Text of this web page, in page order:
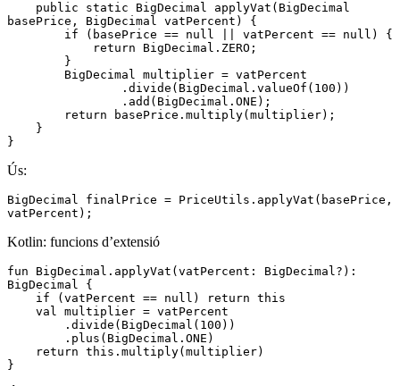
    public
static BigDecimal applyVat ( BigDecimal
basePrice , BigDecimal vatPercent) {
        if
(basePrice == null vatPercent == null ) {
            return
BigDecimal . ZERO ;
        }
        BigDecimal
multiplier = vatPercent
                .
divide ( BigDecimal . valueOf ( 100 ))
                .
add ( BigDecimal . ONE );
        return
basePrice . multiply(multiplier);
    }
}
Ús:
BigDecimal finalPrice = PriceUtils . applyVat (basePrice ,
vatPercent);
Kotlin: funcions d’extensió
fun BigDecimal . applyVat (vatPercent: BigDecimal
BigDecimal {
    if
(vatPercent == null ) return this
    val
multiplier = vatPercent
        .
divide ( BigDecimal ( 100 ))
        .
plus (BigDecimal.ONE)
    return
this . multiply(multiplier)
}